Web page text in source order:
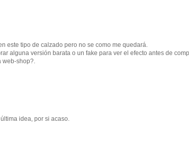
este tipo de calzado pero no se como me quedará.
alguna versión barata o un fake para ver el efecto antes de
web-shop?.
idea, por si acaso.